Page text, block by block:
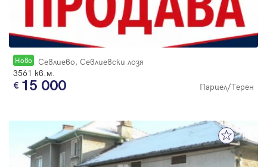
Новo
Севлиево, Севлиевски лозя
3561 кв.м.
15 000 Парцел/Терен